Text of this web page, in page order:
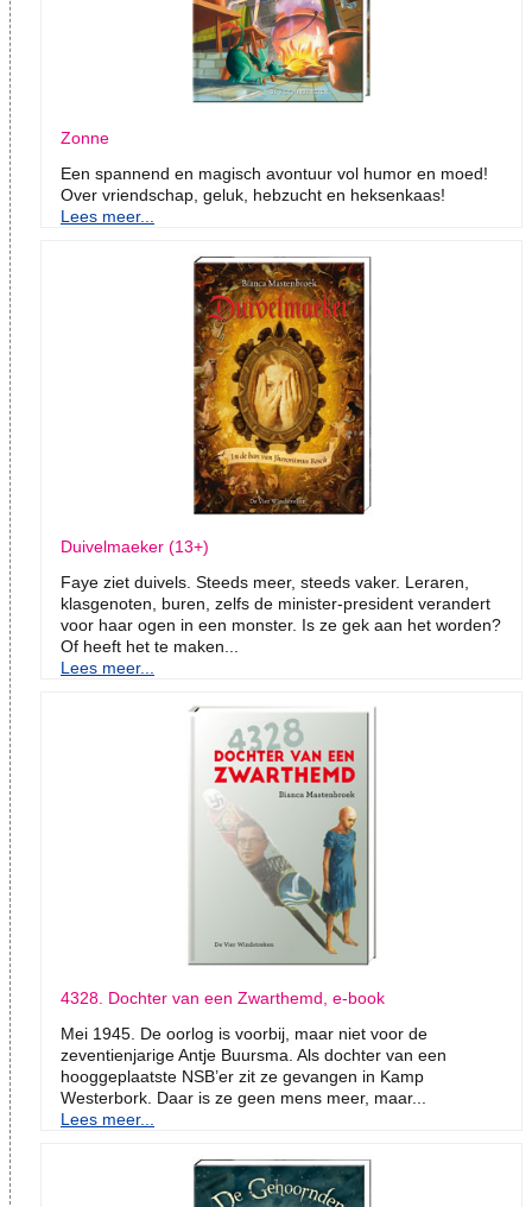
Zonne
Een spannend en magisch avontuur vol humor en moed!
Over vriendschap, geluk, hebzucht en heksenkaas!
Lees meer...
Duivelmaeker (13+)
Faye ziet duivels. Steeds meer, steeds vaker. Leraren,
klasgenoten, buren, zelfs de minister-president verandert
voor haar ogen in een monster. Is ze gek aan het worden?
Of heeft het te maken...
Lees meer...
4328. Dochter van een Zwarthemd, e-book
Mei 1945. De oorlog is voorbij, maar niet voor de
zeventienjarige Antje Buursma. Als dochter van een
hooggeplaatste NSB’er zit ze gevangen in Kamp
Westerbork. Daar is ze geen mens meer, maar...
Lees meer...